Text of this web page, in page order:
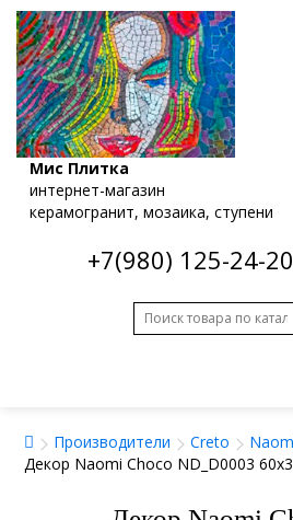
Мис Плитка
интернет-магазин
керамогранит, мозаика, ступени
+7(980) 125-24-20
Производители Creto
Декор Naomi Choco ND_D0003